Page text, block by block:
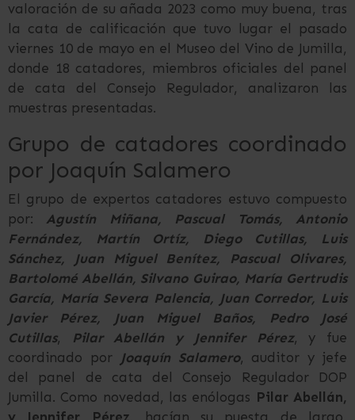
valoración de su añada 2023 como muy buena, tras
la cata de calificación que tuvo lugar el pasado
viernes 10 de mayo en el Museo del Vino de Jumilla,
donde 18 catadores, miembros oficiales del panel
de cata del Consejo Regulador, analizaron las
muestras presentadas.
Grupo de catadores coordinado
por Joaquín Salamero
El grupo de expertos catadores estuvo compuesto
por: Agustín Miñana, Pascual Tomás, Antonio
Fernández, Martín Ortíz, Diego Cutillas, Luis
Sánchez, Juan Miguel Benítez, Pascual Olivares,
Bartolomé Abellán, Silvano Guirao, María Gertrudis
García, María Severa Palencia, Juan Corredor, Luis
Javier Pérez, Juan Miguel Baños, Pedro José
Cutillas, Pilar Abellán y Jennifer Pérez, y fue
coordinado por Joaquín Salamero, auditor y jefe
del panel de cata del Consejo Regulador DOP
Jumilla. Como novedad, las enólogas Pilar Abellán,
y Jennifer Pérez, hacían su puesta de largo,